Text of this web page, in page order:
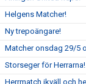
Helgens Matcher!
Ny trepoängare!
Matcher onsdag 29/5
Storseger för Herrarna!
Herrmatch ikväll och